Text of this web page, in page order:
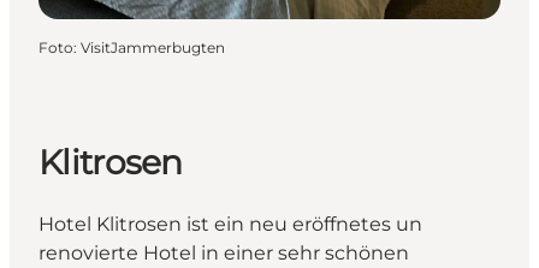
Foto: VisitJammerbugten
Klitrosen
Hotel Klitrosen ist ein neu eröffnetes un
renovierte Hotel in einer sehr schönen